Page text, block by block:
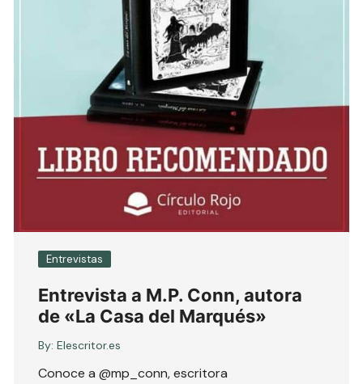
Entrevistas
Entrevista a M.P. Conn, autora
de «La Casa del Marqués»
By: Elescritor.es
Conoce a @mp_conn, escritora